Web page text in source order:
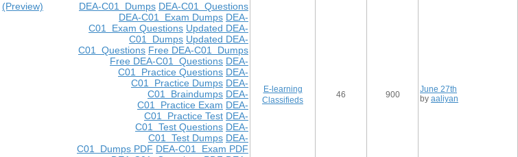
DEA-C01 Dumps DEA-C01 Questions
DEA-C01 Exam Dumps DEA-
C01 Exam Questions Updated DEA-
C01 Dumps Updated DEA-
C01 Questions Free DEA-C01 Dumps
Free DEA-C01 Questions DEA-
C01 Practice Questions DEA-
C01 Practice Dumps DEA-
C01 Braindumps DEA-
C01 Practice Exam DEA-
C01 Practice Test DEA-
C01 Test Questions DEA-
C01 Test Dumps DEA-
C01 Dumps PDF DEA-C01 Exam PDF
(Preview)
E-learning
Classifieds
46 900
June 27th
by aaliyan